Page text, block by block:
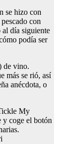
se hizo con
con
día siguiente
podía ser
de vino.
más se rió, así
anécdota, o
My
y coge el botón